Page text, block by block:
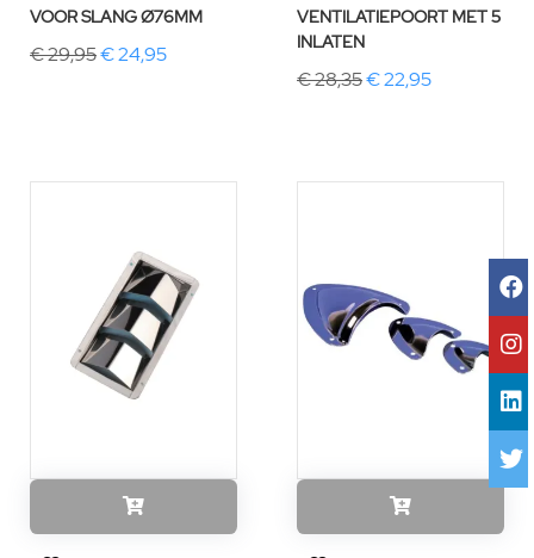
VOOR SLANG Ø76MM
€ 29,95€ 24,95
VENTILATIEPOORT MET 5
INLATEN
€ 28,35€ 22,95